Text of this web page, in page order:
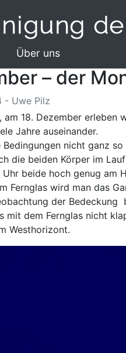
Über uns
– der
- Uwe Pilz
am 18. Dezember
Jahre auseinander.
Bedingungen nicht ganz
die beiden Körper im
Uhr beide hoch genug am
Fernglas wird man das
der Bedeckung
mit dem Fernglas nicht
Westhorizont.